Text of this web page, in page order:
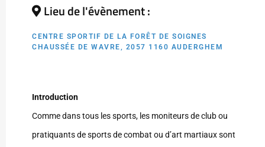
Lieu de l'évènement :
CENTRE SPORTIF DE LA FORÊT DE SOIGNES
CHAUSSÉE DE WAVRE, 2057 1160 AUDERGHEM
Introduction
Comme dans tous les sports, les moniteurs de club ou
pratiquants de sports de combat ou d’art martiaux sont